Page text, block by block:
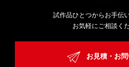
試作品ひとつからお手伝
お気軽にご相談く
お見積・お